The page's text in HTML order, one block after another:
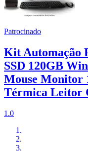
Patrocinado
Kit Automação
SSD 120GB
Mouse Monitor
Térmica Leitor
1.0